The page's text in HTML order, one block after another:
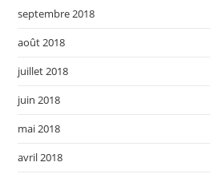
septembre 2018
août 2018
juillet 2018
juin 2018
mai 2018
avril 2018